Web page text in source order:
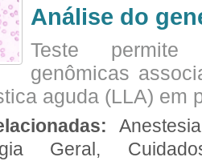
Análise do
Teste permite
genômicas
aguda (LLA) em
Geral,